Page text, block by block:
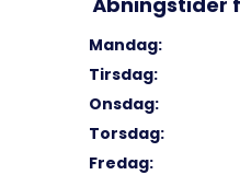
Mandag:
Tirsdag:
Onsdag:
Torsdag:
Fredag: